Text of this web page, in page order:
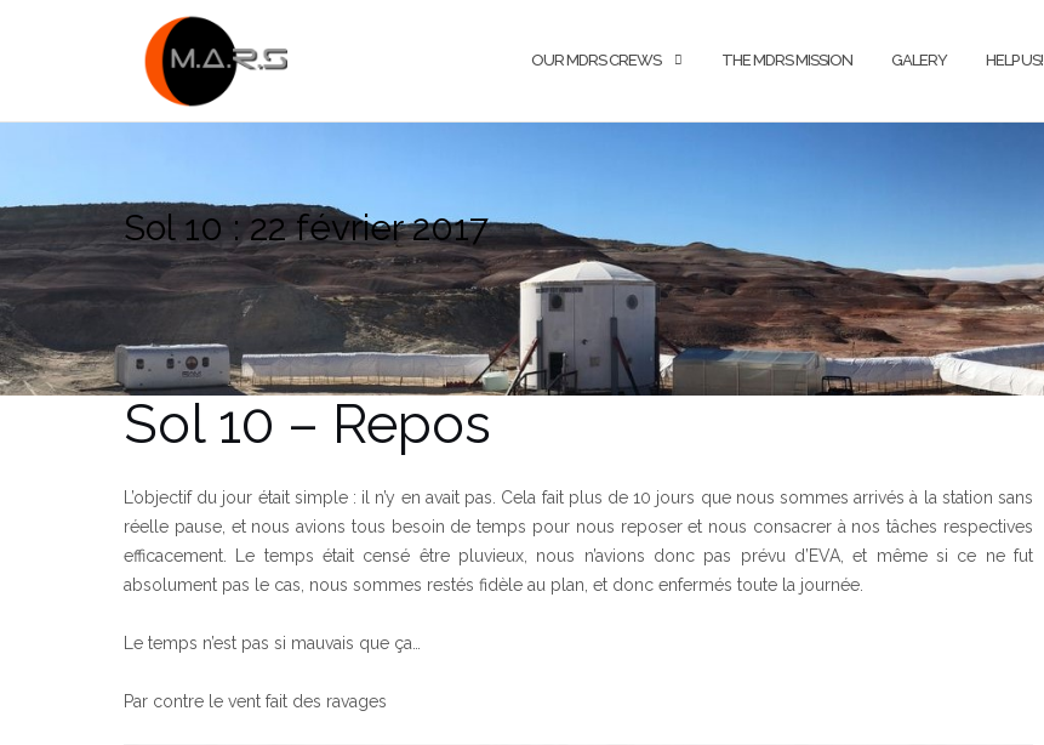
OUR MDRS CREWS THE MDRS MISSION GALERY HELP US!
Sol 10 : 22 février 2017
Sol 10 – Repos
L’objectif du jour était simple : il n’y en avait pas. Cela fait plus de 10 jours que nous sommes arrivés à la station sans
réelle pause, et nous avions tous besoin de temps pour nous reposer et nous consacrer à nos tâches respectives
efficacement. Le temps était censé être pluvieux, nous n’avions donc pas prévu d’EVA, et même si ce ne fut
absolument pas le cas, nous sommes restés fidèle au plan, et donc enfermés toute la journée.
Le temps n’est pas si mauvais que ça…
Par contre le vent fait des ravages